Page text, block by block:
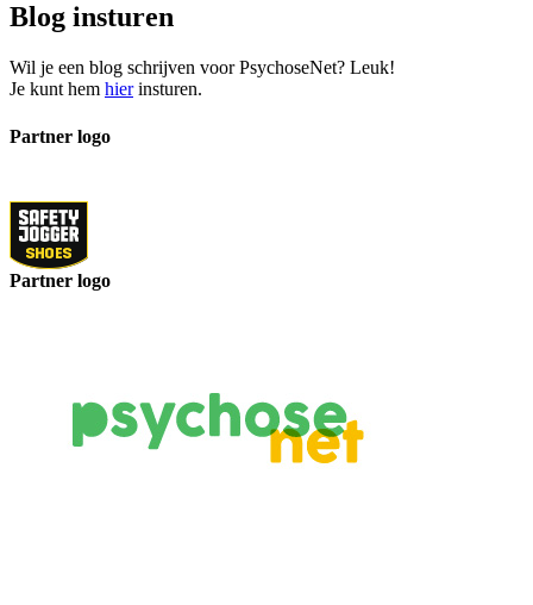
Blog insturen
Wil je een blog schrijven voor PsychoseNet? Leuk!
Je kunt hem hierinsturen.
Partner logo
Partner logo